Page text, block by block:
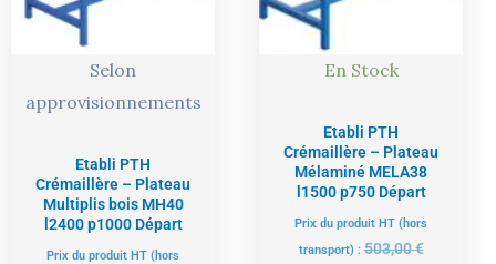
Selon
approvisionnements
Etabli PTH
Crémaillère – Plateau
Multiplis bois MH40
l2400 p1000 Départ
Prix du produit HT (hors
En Stock
Etabli PTH
Crémaillère – Plateau
Mélaminé MELA38
l1500 p750 Départ
Prix du produit HT (hors
transport) :503,00€